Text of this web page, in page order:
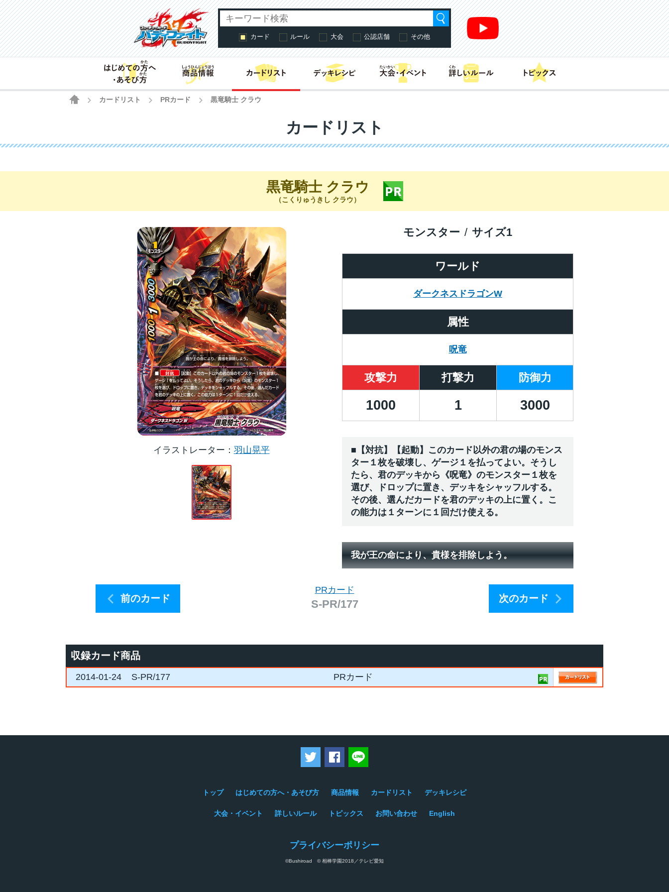
カード ルール 大会 公認店舗 その他
はじめての方へ・あそび方商品情報 カードリスト
HOME
カードリスト PRカード 黒竜騎士 クラウ
カードリスト
黒竜騎士 クラウ
（こくりゅうきし クラウ）
イラストレーター 羽山晃平
ワールド
ダークネスドラゴンW
モンスター サイズ1
属性
呪竜
攻撃力 打撃力 防御力
1000 1 3000
■【対抗】【起動】このカード以外の君の場のモンス
ター１枚を破壊し、ゲージ１を払ってよい。そうし
たら、君のデッキから《呪竜》のモンスター１枚を
選び、ドロップに置き、デッキをシャッフルする。
その後、選んだカードを君のデッキの上に置く。こ
の能力は１ターンに１回だけ使える。
我が王の命により、貴様を排除しよう。
前のカード
PRカード
S-PR/177 次のカード
収録カード商品
2014-01-24 S-PR/177 PRカード
ツイートするFacebookでシェアする
トップ はじめての方へ・あそび方 商品情報 カードリスト デッキレシピ
大会・イベント 詳しいルール トピックス お問い合わせ English
プライバシーポリシー
©Bushiroad © 相棒学園2018／テレビ愛知